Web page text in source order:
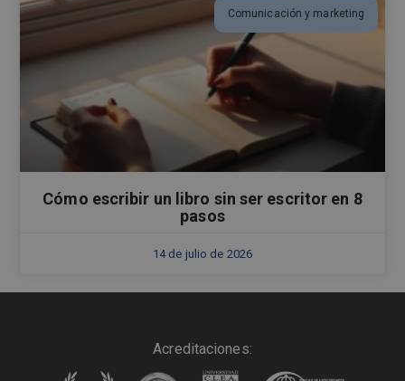
Comunicación y marketing
Cómo escribir un libro sin ser escritor en 8
pasos
14 de julio de 2026
Acreditaciones: